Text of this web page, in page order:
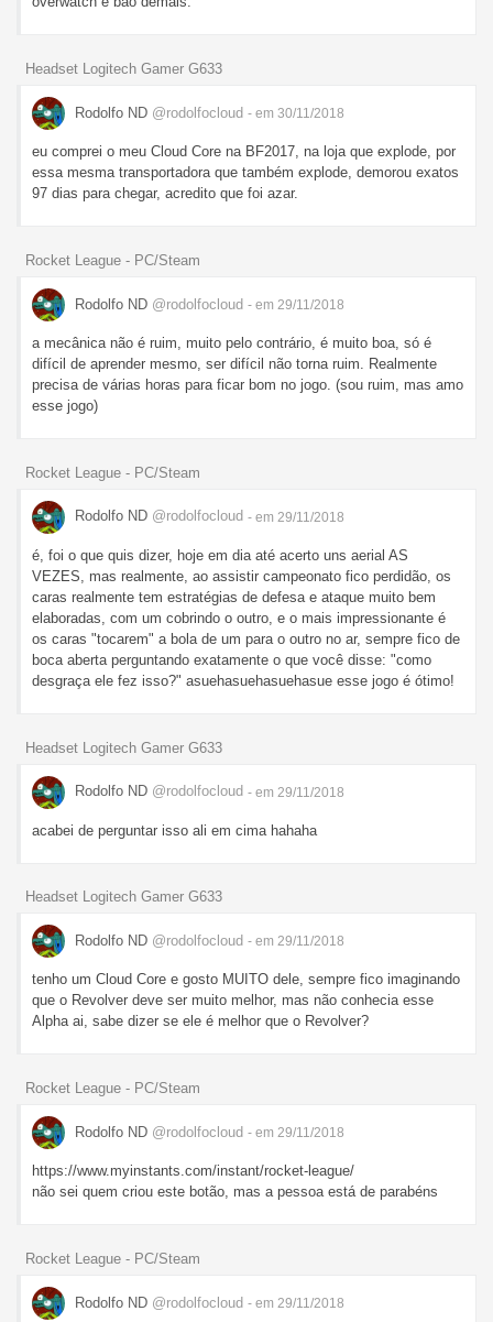
Headset Logitech Gamer G633
Rodolfo ND @rodolfocloud - em 30/11/2018
eu comprei o meu Cloud Core na BF2017, na loja que explode, por
essa mesma transportadora que também explode, demorou exatos
97 dias para chegar, acredito que foi azar.
Rocket League - PC/Steam
Rodolfo ND @rodolfocloud - em 29/11/2018
a mecânica não é ruim, muito pelo contrário, é muito boa, só é
difícil de aprender mesmo, ser difícil não torna ruim. Realmente
precisa de várias horas para ficar bom no jogo. (sou ruim, mas amo
esse jogo)
Rocket League - PC/Steam
Rodolfo ND @rodolfocloud - em 29/11/2018
é, foi o que quis dizer, hoje em dia até acerto uns aerial AS
VEZES, mas realmente, ao assistir campeonato fico perdidão, os
caras realmente tem estratégias de defesa e ataque muito bem
elaboradas, com um cobrindo o outro, e o mais impressionante é
os caras "tocarem" a bola de um para o outro no ar, sempre fico de
boca aberta perguntando exatamente o que você disse: "como
desgraça ele fez isso?" asuehasuehasuehasue esse jogo é ótimo!
Headset Logitech Gamer G633
Rodolfo ND @rodolfocloud - em 29/11/2018
acabei de perguntar isso ali em cima hahaha
Headset Logitech Gamer G633
Rodolfo ND @rodolfocloud - em 29/11/2018
tenho um Cloud Core e gosto MUITO dele, sempre fico imaginando
que o Revolver deve ser muito melhor, mas não conhecia esse
Alpha ai, sabe dizer se ele é melhor que o Revolver?
Rocket League - PC/Steam
Rodolfo ND @rodolfocloud - em 29/11/2018
https://www.myinstants.com/instant/rocket-league/
não sei quem criou este botão, mas a pessoa está de parabéns
Rocket League - PC/Steam
Rodolfo ND @rodolfocloud - em 29/11/2018